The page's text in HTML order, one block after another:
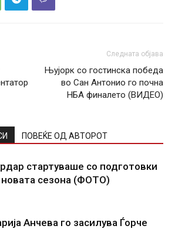
Следната објава
Њујорк со гостинска победа
во Сан Антонио го почна
НБА финалето (ВИДЕО)
ПОВЕЌЕ ОД АВТОРОТ
стартуваше со подготовки
новата сезона (ФОТО)
Анчева го засилува Ѓорче